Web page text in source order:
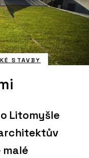
STAVBY
Litomyšle
malé